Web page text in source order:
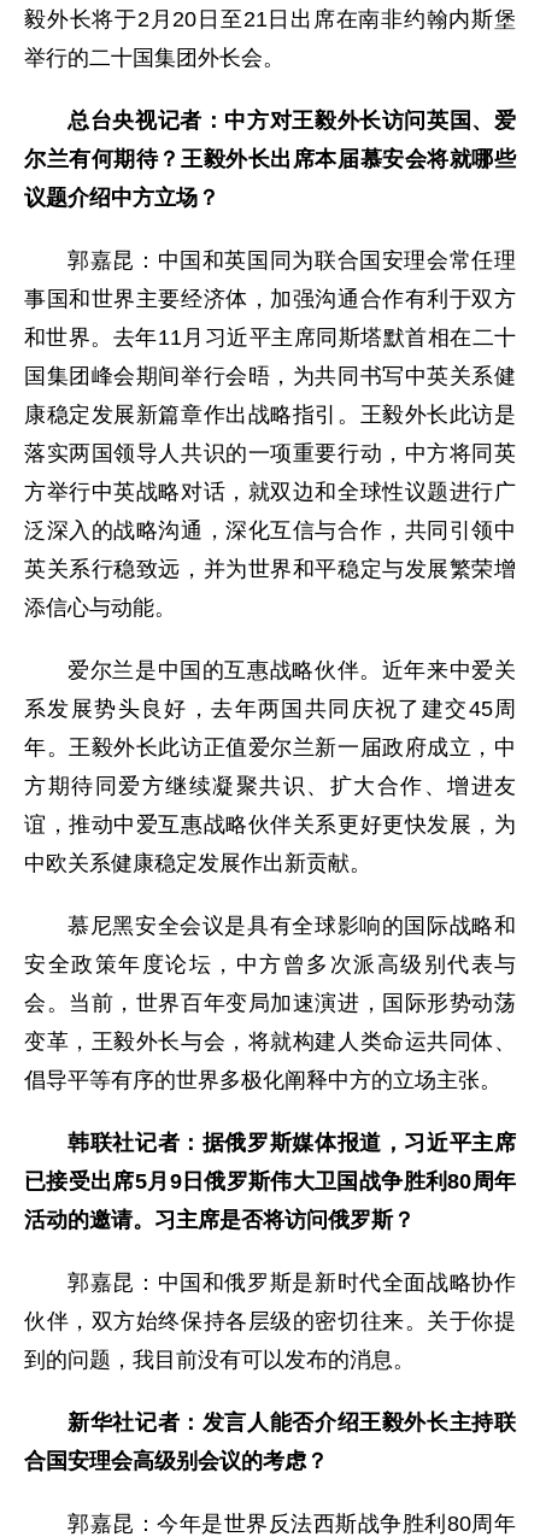
毅外长将于2月20日至21日出席在南非约翰内斯堡
举行的二十国集团外长会。
总台央视记者：中方对王毅外长访问英国、爱
尔兰有何期待？王毅外长出席本届慕安会将就哪些
议题介绍中方立场？
郭嘉昆：中国和英国同为联合国安理会常任理
事国和世界主要经济体，加强沟通合作有利于双方
和世界。去年11月习近平主席同斯塔默首相在二十
国集团峰会期间举行会晤，为共同书写中英关系健
康稳定发展新篇章作出战略指引。王毅外长此访是
落实两国领导人共识的一项重要行动，中方将同英
方举行中英战略对话，就双边和全球性议题进行广
泛深入的战略沟通，深化互信与合作，共同引领中
英关系行稳致远，并为世界和平稳定与发展繁荣增
添信心与动能。
爱尔兰是中国的互惠战略伙伴。近年来中爱关
系发展势头良好，去年两国共同庆祝了建交45周
年。王毅外长此访正值爱尔兰新一届政府成立，中
方期待同爱方继续凝聚共识、扩大合作、增进友
谊，推动中爱互惠战略伙伴关系更好更快发展，为
中欧关系健康稳定发展作出新贡献。
慕尼黑安全会议是具有全球影响的国际战略和
安全政策年度论坛，中方曾多次派高级别代表与
会。当前，世界百年变局加速演进，国际形势动荡
变革，王毅外长与会，将就构建人类命运共同体、
倡导平等有序的世界多极化阐释中方的立场主张。
韩联社记者：据俄罗斯媒体报道，习近平主席
已接受出席5月9日俄罗斯伟大卫国战争胜利80周年
活动的邀请。习主席是否将访问俄罗斯？
郭嘉昆：中国和俄罗斯是新时代全面战略协作
伙伴，双方始终保持各层级的密切往来。关于你提
到的问题，我目前没有可以发布的消息。
新华社记者：发言人能否介绍王毅外长主持联
合国安理会高级别会议的考虑？
郭嘉昆：今年是世界反法西斯战争胜利80周年